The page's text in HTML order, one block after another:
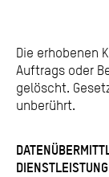
Die erhobenen
Auftrags oder
gelöscht.
unberührt.